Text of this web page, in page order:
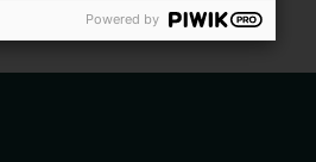
Powered by